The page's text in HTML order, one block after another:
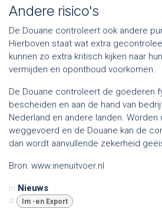
Andere risico's
De Douane controleert ook andere
Hierboven staat wat extra
kunnen zo extra kritisch kijken naar
vermijden en oponthoud voorkomen.
De Douane controleert de goederen
bescheiden en aan de hand van
Nederland en andere landen.
weggevoerd en de Douane kan de
dan wordt aanvullende zekerheid
Bron: www.inenuitvoer.nl
in Nieuws
#
Im -en Export